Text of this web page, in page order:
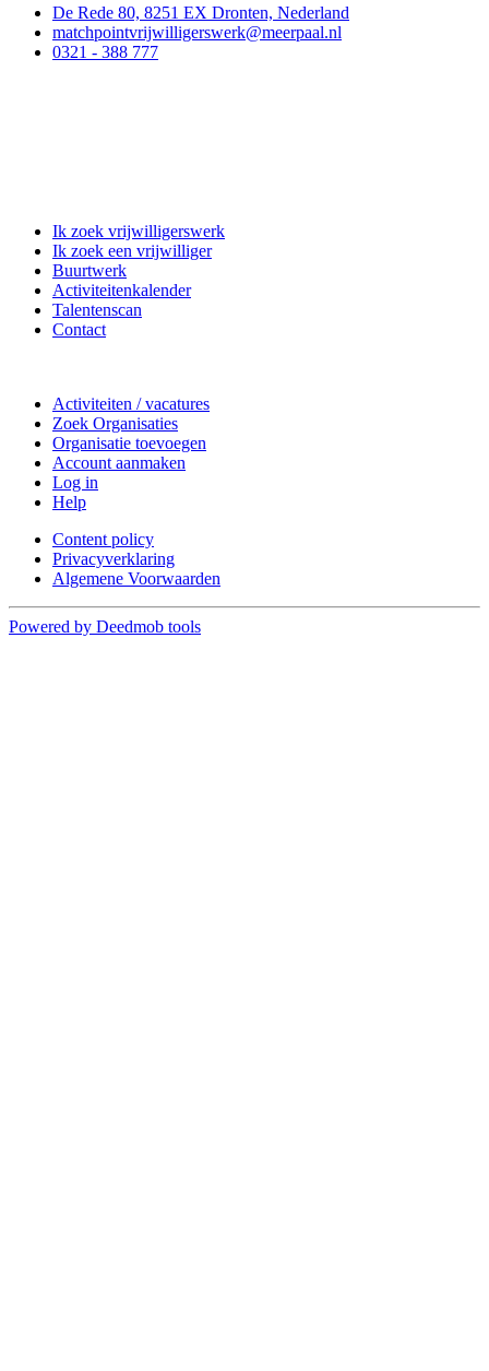
De Rede 80, 8251 EX Dronten, Nederland
matchpointvrijwilligerswerk@meerpaal.nl
0321 - 388 777
Ik zoek vrijwilligerswerk
Ik zoek een vrijwilliger
Buurtwerk
Activiteitenkalender
Talentenscan
Contact
Activiteiten / vacatures
Zoek Organisaties
Organisatie toevoegen
Account aanmaken
Log in
Help
Content policy
Privacyverklaring
Algemene Voorwaarden
Powered by Deedmob tools